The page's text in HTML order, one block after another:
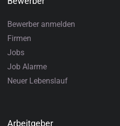
Bewerber anmelden
Firmen
Jobs
Job Alarme
Neuer Lebenslauf
Arbeitgeber